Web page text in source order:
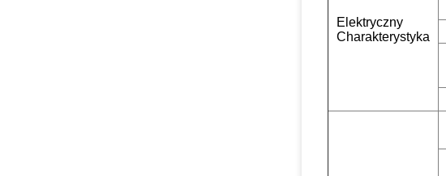
Elektryczny
Charakterystyka